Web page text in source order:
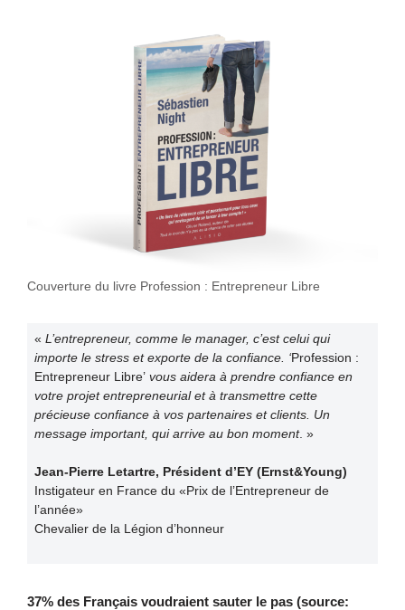
Couverture du livre Profession : Entrepreneur Libre
« L’entrepreneur, comme le manager, c’est celui qui
importe le stress et exporte de la confiance. ‘Profession :
Entrepreneur Libre’vous aidera à prendre confiance en
votre projet entrepreneurial et à transmettre cette
précieuse confiance à vos partenaires et clients. Un
message important, qui arrive au bon moment. »
Jean-Pierre Letartre, Président d’EY (Ernst&Young)
Instigateur en France du «Prix de l’Entrepreneur de
l’année»
Chevalier de la Légion d’honneur
37% des Français voudraient sauter le pas (source: